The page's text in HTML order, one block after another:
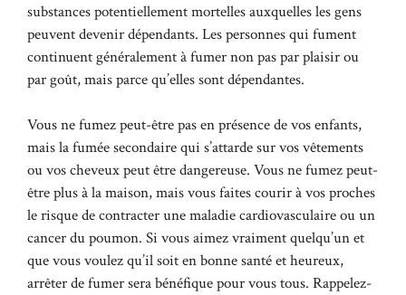
substances potentiellement mortelles auxquelles les gens
peuvent devenir dépendants. Les personnes qui fument
continuent généralement à fumer non pas par plaisir ou
par goût, mais parce qu’elles sont dépendantes.
Vous ne fumez peut-être pas en présence de vos enfants,
mais la fumée secondaire qui s’attarde sur vos vêtements
ou vos cheveux peut être dangereuse. Vous ne fumez peut-
être plus à la maison, mais vous faites courir à vos proches
le risque de contracter une maladie cardiovasculaire ou un
cancer du poumon. Si vous aimez vraiment quelqu’un et
que vous voulez qu’il soit en bonne santé et heureux,
arrêter de fumer sera bénéfique pour vous tous. Rappelez-